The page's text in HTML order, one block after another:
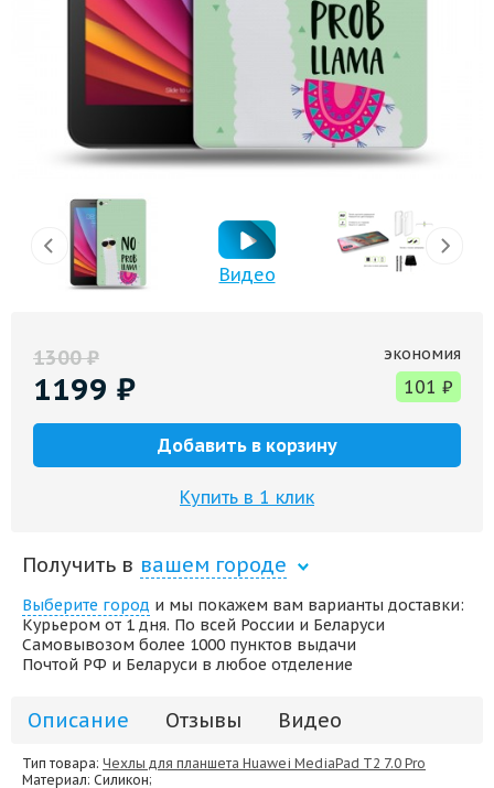
Видео
1300₽
1199 ₽
экономия
101 ₽
Добавить в корзину
Купить в 1 клик
Получить в вашем городе
Выберите город и мы покажем вам варианты доставки:
Курьером от 1 дня. По всей России и Беларуси
Самовывозом более 1000 пунктов выдачи
Почтой РФ и Беларуси в любое отделение
Описание Отзывы Видео
Тип товара: Чехлы для планшета Huawei MediaPad T2 7.0 Pro
Материал: Силикон;